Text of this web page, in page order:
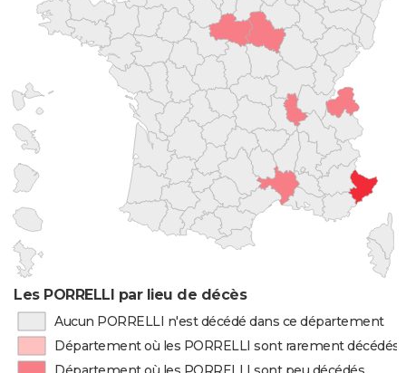
Les PORRELLI par lieu de décès
Aucun PORRELLI n'est décédé dans ce département
Département où les PORRELLI sont rarement décédés